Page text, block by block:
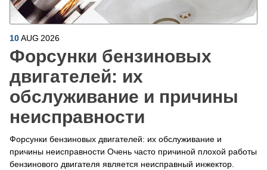
10AUG 2026
Форсунки бензиновых
двигателей: их
обслуживание и причины
неисправности
Форсунки бензиновых двигателей: их обслуживание и
причины неисправности Очень часто причиной плохой работы
бензинового двигателя является неисправный инжектор.